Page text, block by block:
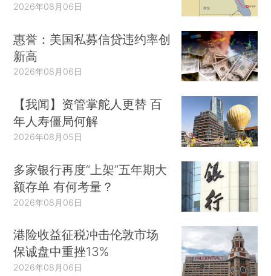
2026年08月06日
惠誉：美国私募信贷违约率创
新高
2026年08月06日
【我闻】资管掌舵人更替 百
年人寿僵局何解
2026年08月05日
多家银行再度“上架”五年期大
额存单 有何考量？
2026年08月06日
港险收益征税冲击伦敦市场
保诚盘中重挫13%
2026年08月06日